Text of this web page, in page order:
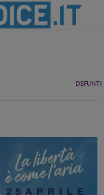
DEFUNTI